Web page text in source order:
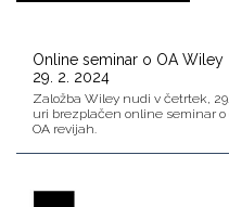
Online seminar o OA Wiley
29. 2. 2024
Založba Wiley nudi v četrtek,
uri brezplačen online seminar
OA revijah.